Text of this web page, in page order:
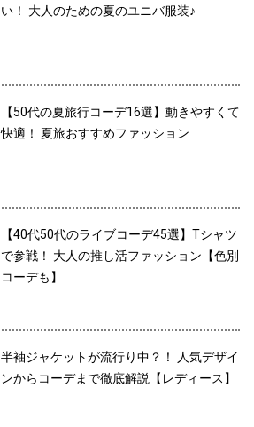
い！ 大人のための夏のユニバ服装♪
【50代の夏旅行コーデ16選】動きやすくて
快適！ 夏旅おすすめファッション
【40代50代のライブコーデ45選】Tシャツ
で参戦！ 大人の推し活ファッション【色別
コーデも】
半袖ジャケットが流行り中？！ 人気デザイ
ンからコーデまで徹底解説【レディース】